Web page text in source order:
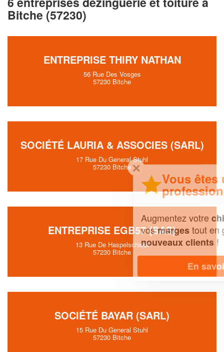
Bitche (57230)
ENTREPRISE THIRY NATHAN
56 Rue Des Vosges
57230 Bitche
SOCIÉTÉ LAURIA & ASSOCIES (SARL)
17 Rue Du General Stuhl
57230 Bitche
ENTREPRISE EGB57 (SAS)
13 Rue De Haspelschiedt
57230 Bitche
SOCIÉTÉ BAYAR (SARL)
15 Rue Du General Stuhl
57230 Bitche
Vous êtes un
professionnel ?
chiffre d'affaireset
vosmarges tout en gagnant de
nouveaux clients!